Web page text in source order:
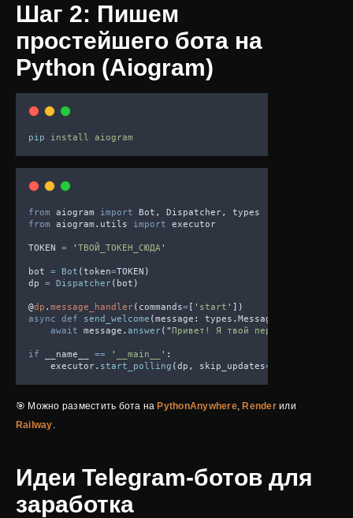
Шаг 2: Пишем
простейшего бота на
Python (Aiogram)
pip install aiogram
from aiogram import Bot , Dispatcher,
types
from aiogram . utils import executor
TOKEN = ' ТВОЙ_ТОКЕН_СЮДА'
bot = Bot ( token=TOKEN )
dp = Dispatcher( bot )
@dp . message_handler( commands= ' start '
])
async
def send_welcome ( message : types . Message
await message . answer( " Привет! Я твой первый бот. Готов
if __name__ == ' __main__ ' :
    executor
. start_polling ( dp , skip_updates=True
🎯 Можно разместить бота на PythonAnywhere, Renderили
Railway.
Идеи Telegram-ботов для
заработка